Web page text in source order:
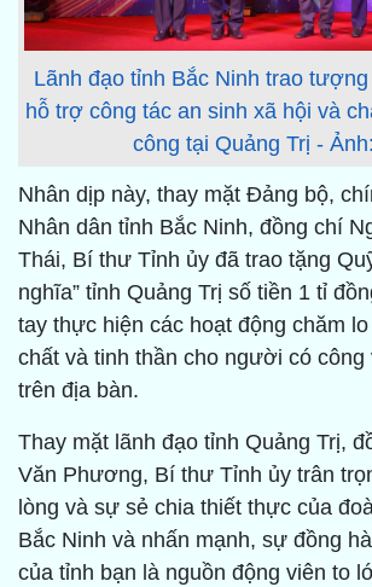
Lãnh đạo tỉnh Bắc Ninh trao
hỗ trợ công tác an sinh xã hội và
công tại Quảng Trị -
Nhân dịp này, thay mặt Đảng bộ,
Nhân dân tỉnh Bắc Ninh, đồng chí
Thái, Bí thư Tỉnh ủy đã trao tặng
nghĩa” tỉnh Quảng Trị số tiền 1 tỉ
tay thực hiện các hoạt động chăm
chất và tinh thần cho người có công
trên địa bàn.
Thay mặt lãnh đạo tỉnh Quảng Trị,
Văn Phương, Bí thư Tỉnh ủy trân
lòng và sự sẻ chia thiết thực của
Bắc Ninh và nhấn mạnh, sự đồng
của tỉnh bạn là nguồn động viên to